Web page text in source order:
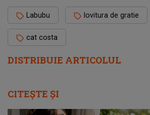
DISTRIBUIE ARTICOLUL
Labubu lovitura de gratie
cat costa
CITEȘTE ȘI